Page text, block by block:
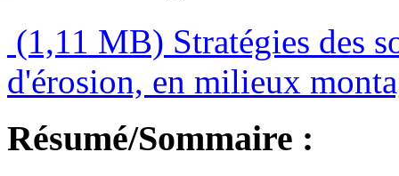
(1,11 MB) Stratégies des
d'érosion, en milieux
Résumé/Sommaire :